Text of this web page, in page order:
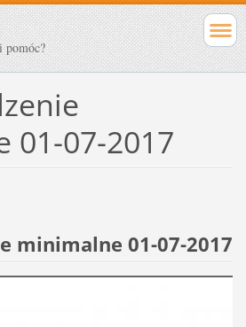
pomóc?
01-07-2017
minimalne 01-07-2017